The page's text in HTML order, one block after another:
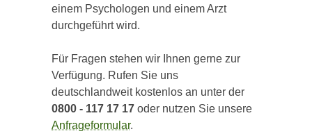
einem Psychologen und einem Arzt
durchgeführt wird.
Für Fragen stehen wir Ihnen gerne zur
Verfügung. Rufen Sie uns
deutschlandweit kostenlos an unter der
0800 - 117 17 17 oder nutzen Sie unsere
Anfrageformular.